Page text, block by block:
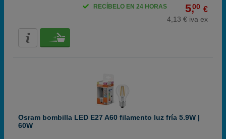
5,00 €
4,13 € iva ex
RECÍBELO EN 24 HORAS
Osram bombilla LED E27 A60 filamento luz fría 5.9W |
60W